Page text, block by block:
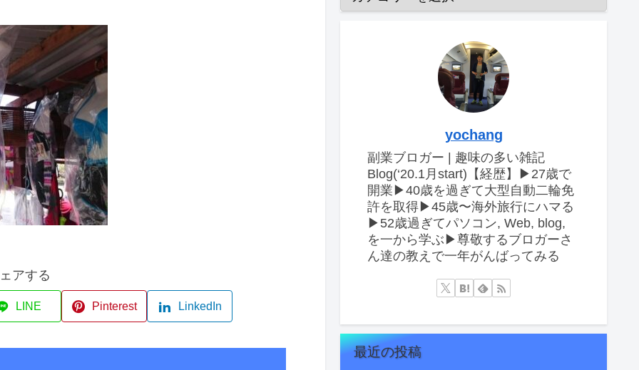
アする
LINE Pinterest LinkedIn
yochang
副業ブロガー | 趣味の多い雑記
Blog(‘20.1月start)【経歴】▶︎27歳で
開業▶︎40歳を過ぎて大型自動二輪免
許を取得▶︎45歳〜海外旅行にハマる
▶︎52歳過ぎてパソコン, Web, blog,
を一から学ぶ▶︎尊敬するブロガーさ
ん達の教えで一年がんばってみる
最近の投稿